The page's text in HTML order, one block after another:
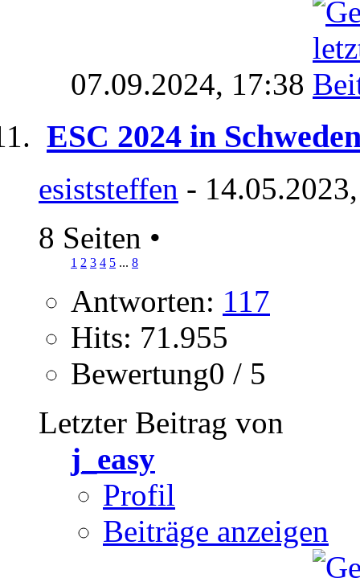
07.09.2024, 17:38
ESC 2024 in
esiststeffen -
8 Seiten •
1 2 3 4 5 ... 8
Antworten: 117
Hits: 71.955
Bewertung0 / 5
Letzter Beitrag von
j_easy
Profil
Beiträge anzeigen